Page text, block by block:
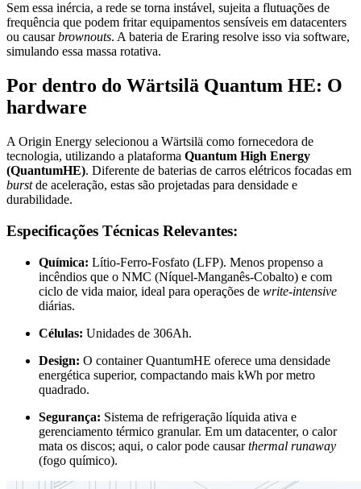
Sem essa inércia, a rede se torna instável, sujeita a flutuações de
frequência que podem fritar equipamentos sensíveis em datacenters
ou causarbrownouts. A bateria de Eraring resolve isso via software,
simulando essa massa rotativa.
Por dentro do Wärtsilä Quantum HE: O
hardware
A Origin Energy selecionou a Wärtsilä como fornecedora de
tecnologia, utilizando a plataforma Quantum High Energy
(QuantumHE). Diferente de baterias de carros elétricos focadas em
burstde aceleração, estas são projetadas para densidade e
durabilidade.
Especificações Técnicas Relevantes:
Química: Lítio-Ferro-Fosfato (LFP). Menos propenso a
incêndios que o NMC (Níquel-Manganês-Cobalto) e com
ciclo de vida maior, ideal para operações de write-intensive
diárias.
Células: Unidades de 306Ah.
Design: O container QuantumHE oferece uma densidade
energética superior, compactando mais kWh por metro
quadrado.
Segurança: Sistema de refrigeração líquida ativa e
gerenciamento térmico granular. Em um datacenter, o calor
mata os discos; aqui, o calor pode causarthermal runaway
(fogo químico).